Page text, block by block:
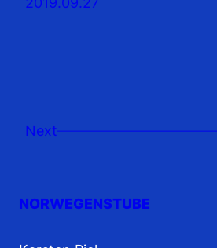
Next
NORWEGENSTUBE